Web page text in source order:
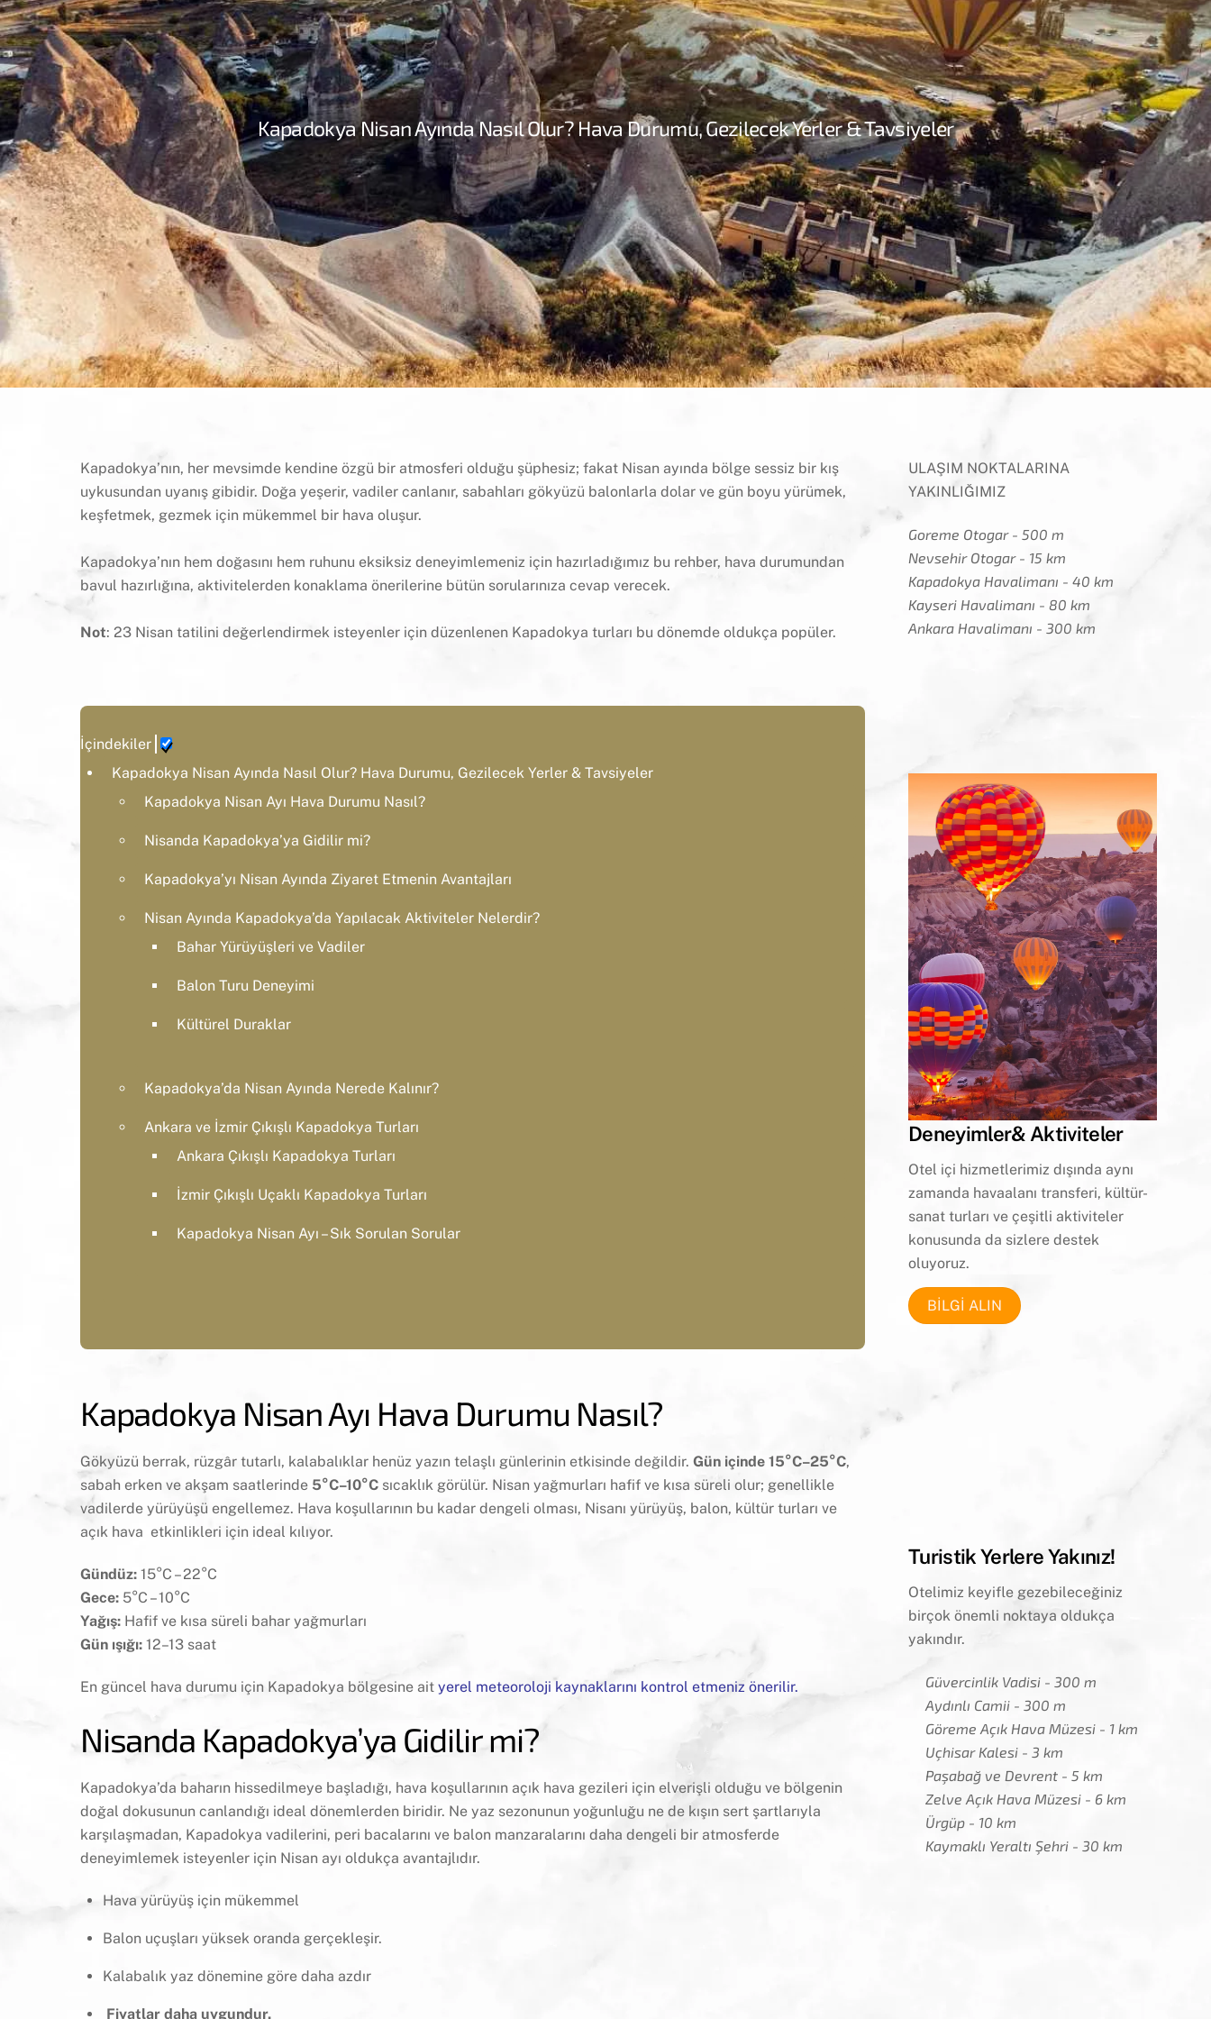
Kapadokya Nisan Ayında Nasıl Olur? Hava Durumu, Gezilecek Yerler & Tavsiyeler
Kapadokya’nın, her mevsimde kendine özgü bir atmosferi olduğu şüphesiz; fakat Nisan ayında bölge sessiz bir kış
uykusundan uyanış gibidir. Doğa yeşerir, vadiler canlanır, sabahları gökyüzü balonlarla dolar ve gün boyu yürümek,
keşfetmek, gezmek için mükemmel bir hava oluşur.
Kapadokya’nın hem doğasını hem ruhunu eksiksiz deneyimlemeniz için hazırladığımız bu rehber, hava durumundan
bavul hazırlığına, aktivitelerden konaklama önerilerine bütün sorularınıza cevap verecek.
Not: 23 Nisan tatilini değerlendirmek isteyenler için düzenlenen Kapadokya turları bu dönemde oldukça popüler.
İçindekiler
Kapadokya Nisan Ayında Nasıl Olur? Hava Durumu, Gezilecek Yerler & Tavsiyeler
Kapadokya Nisan Ayı Hava Durumu Nasıl?
Nisanda Kapadokya’ya Gidilir mi?
Kapadokya’yı Nisan Ayında Ziyaret Etmenin Avantajları
Nisan Ayında Kapadokya’da Yapılacak Aktiviteler Nelerdir?
Bahar Yürüyüşleri ve Vadiler
Balon Turu Deneyimi
Kültürel Duraklar
Kapadokya’da Nisan Ayında Nerede Kalınır?
Ankara ve İzmir Çıkışlı Kapadokya Turları
Ankara Çıkışlı Kapadokya Turları
İzmir Çıkışlı Uçaklı Kapadokya Turları
Kapadokya Nisan Ayı – Sık Sorulan Sorular
Kapadokya Nisan Ayı Hava Durumu Nasıl?
Gökyüzü berrak, rüzgâr tutarlı, kalabalıklar henüz yazın telaşlı günlerinin etkisinde değildir. Gün içinde 15°C–25°C,
sabah erken ve akşam saatlerinde 5°C–10°Csıcaklık görülür. Nisan yağmurları hafif ve kısa süreli olur; genellikle
vadilerde yürüyüşü engellemez. Hava koşullarının bu kadar dengeli olması, Nisanı yürüyüş, balon, kültür turları ve
açık hava etkinlikleri için ideal kılıyor.
Gündüz:15°C – 22°C
Gece:5°C – 10°C
Yağış:Hafif ve kısa süreli bahar yağmurları
Gün ışığı:12–13 saat
En güncel hava durumu için Kapadokya bölgesine ait yerel meteoroloji kaynaklarını kontrol etmeniz önerilir.
Nisanda Kapadokya’ya Gidilir mi?
Kapadokya’da baharın hissedilmeye başladığı, hava koşullarının açık hava gezileri için elverişli olduğu ve bölgenin
doğal dokusunun canlandığı ideal dönemlerden biridir. Ne yaz sezonunun yoğunluğu ne de kışın sert şartlarıyla
karşılaşmadan, Kapadokya vadilerini, peri bacalarını ve balon manzaralarını daha dengeli bir atmosferde
deneyimlemek isteyenler için Nisan ayı oldukça avantajlıdır.
Hava yürüyüş için mükemmel
Balon uçuşları yüksek oranda gerçekleşir.
Kalabalık yaz dönemine göre daha azdır
Fiyatlar daha uygundur.
ULAŞIM NOKTALARINA
YAKINLIĞIMIZ
Goreme Otogar - 500 m
Nevsehir Otogar - 15 km
Kapadokya Havalimanı - 40 km
Kayseri Havalimanı - 80 km
Ankara Havalimanı - 300 km
Deneyimler& Aktiviteler
Otel içi hizmetlerimiz dışında aynı
zamanda havaalanı transferi, kültür-
sanat turları ve çeşitli aktiviteler
konusunda da sizlere destek
oluyoruz.
BİLGİ ALIN
Turistik Yerlere Yakınız!
Otelimiz keyifle gezebileceğiniz
birçok önemli noktaya oldukça
yakındır.
Güvercinlik Vadisi - 300 m
Aydınlı Camii - 300 m
Göreme Açık Hava Müzesi - 1 km
Uçhisar Kalesi - 3 km
Paşabağ ve Devrent - 5 km
Zelve Açık Hava Müzesi - 6 km
Ürgüp - 10 km
Kaymaklı Yeraltı Şehri - 30 km